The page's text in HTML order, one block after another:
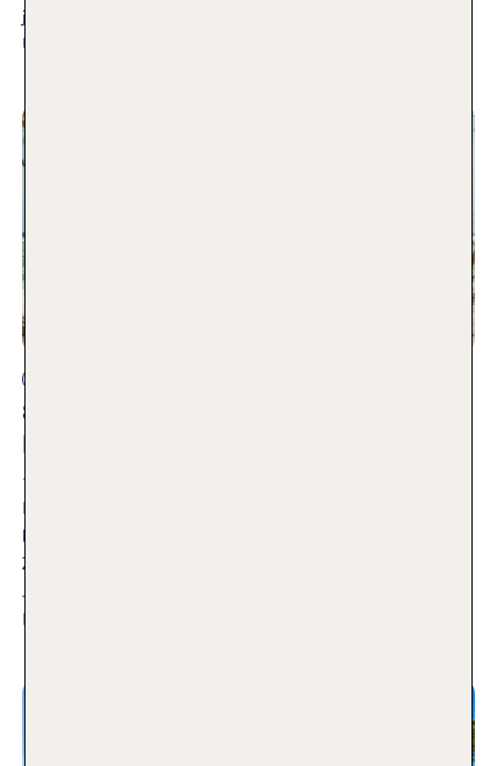
jetzt angesagt sind – und warum genau dort dein nächster
Urlaub beginnen sollte.
Set-Jetting Reality-TV: Die Rosen-
Routen der Bachelor Dreamdates
17.01.2025
Die RTL-Datingshow “Der Bachelor” zählt seit Jahren zu den
beliebtesten Reality-Shows Deutschlands. Hunderttausende
Zuschauer verfolgen seit nunmehr 12 Staffeln, wie attraktive
Junggesellen über mehrere Wochen hinweg Rosen an die
Damen ihrer Wahl verteilen.